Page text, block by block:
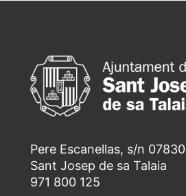
Pere Escanellas, s/n 07830
Sant Josep de sa Talaia
971 800 125